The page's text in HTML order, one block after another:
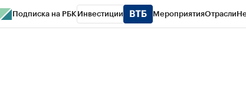
Подписка на РБК Инвестиции МероприятияОтрасли